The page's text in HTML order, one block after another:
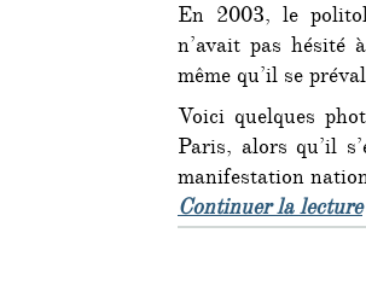
En 2003, le
n’avait pas hésité
même qu’il se
Voici quelques
Paris, alors qu’il
manifestation
Continuer la lecture